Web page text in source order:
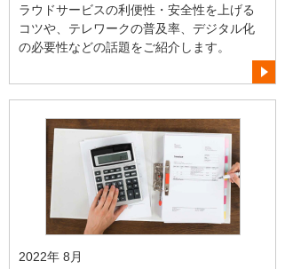
ラウドサービスの利便性・安全性を上げる
コツや、テレワークの普及率、デジタル化
の必要性などの話題をご紹介します。
2022年 8月